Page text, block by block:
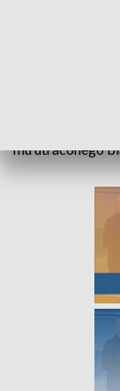
mu utraconego